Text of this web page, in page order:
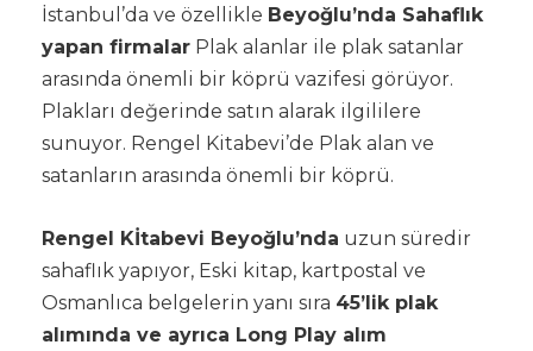
İstanbul’da ve özellikle Beyoğlu’nda Sahaflık
yapan firmalar Plak alanlar ile plak satanlar
arasında önemli bir köprü vazifesi görüyor.
Plakları değerinde satın alarak ilgililere
sunuyor. Rengel Kitabevi’de Plak alan ve
satanların arasında önemli bir köprü.
Rengel Kİtabevi Beyoğlu’nda uzun süredir
sahaflık yapıyor, Eski kitap, kartpostal ve
Osmanlıca belgelerin yanı sıra 45’lik plak
alımında ve ayrıca Long Play alım